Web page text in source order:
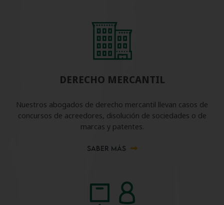
DERECHO MERCANTIL
Nuestros abogados de derecho mercantil llevan casos de
concursos de acreedores, disolución de sociedades o de
marcas y patentes.
SABER MÁS